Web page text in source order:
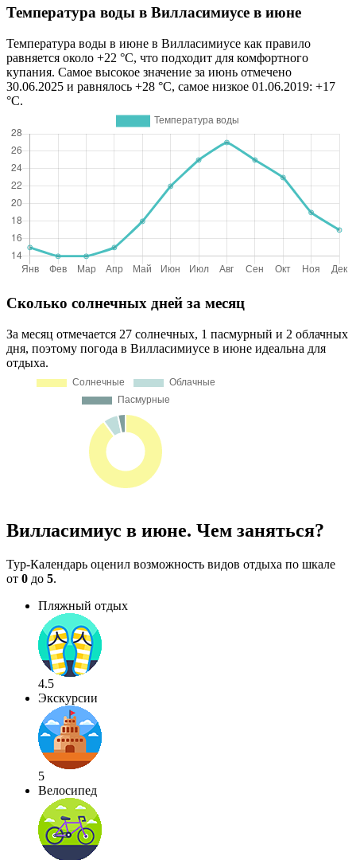
Температура воды в Вилласимиусе в июне
Температура воды в июне в Вилласимиусе как правило
равняется около +22 °C, что подходит для комфортного
купания. Самое высокое значение за июнь отмечено
30.06.2025 и равнялось +28 °C, самое низкое 01.06.2019: +17
°C.
Сколько солнечных дней за месяц
За месяц отмечается 27 солнечных, 1 пасмурный и 2 облачных
дня, поэтому погода в Вилласимиусе в июне идеальна для
отдыха.
Вилласимиус в июне. Чем заняться?
Тур-Календарь оценил возможность видов отдыха по шкале
от 0 до 5.
Пляжный отдых
4.5
Экскурсии
5
Велосипед